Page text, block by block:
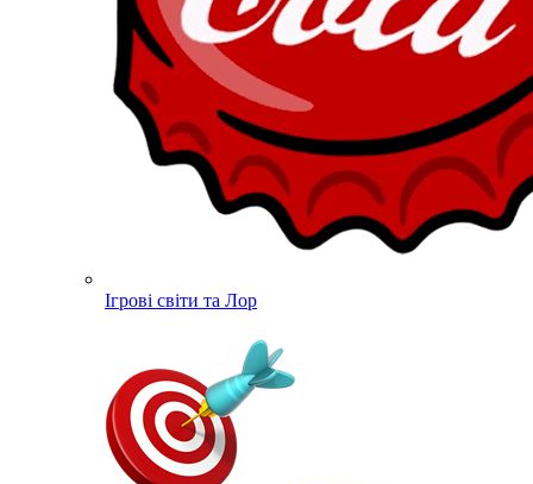
Ігрові світи та Лор